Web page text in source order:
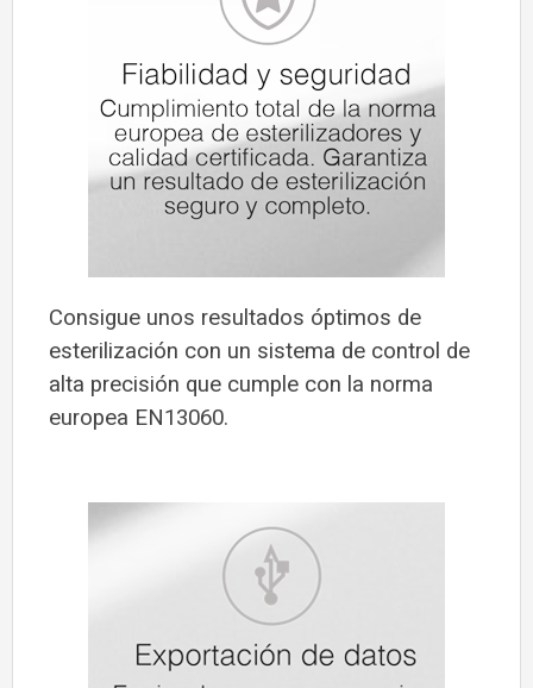
Consigue unos resultados óptimos de
esterilización con un sistema de control de
alta precisión que cumple con la norma
europea EN13060.